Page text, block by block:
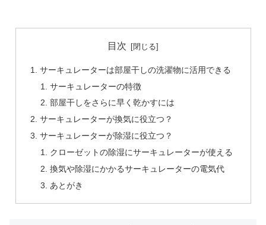
目次
サーキュレーターは部屋干しの洗濯物に活用できる
サーキュレーターの特徴
部屋干しをさらに早く乾かすには
サーキュレーターが換気に役立つ？
サーキュレーターが除湿に役立つ？
クローゼットの除湿にサーキュレーターが使える
換気や除湿にかかるサーキュレーターの電気代
あとがき